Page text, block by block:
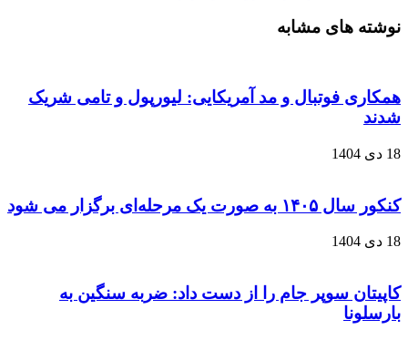
نوشته های مشابه
همکاری فوتبال و مد آمریکایی: لیورپول و تامی شریک
شدند
18 دی 1404
کنکور سال ۱۴۰۵ به صورت یک‌ مرحله‌ای برگزار می‌ شود
18 دی 1404
کاپیتان سوپر جام را از دست داد: ضربه سنگین به
بارسلونا